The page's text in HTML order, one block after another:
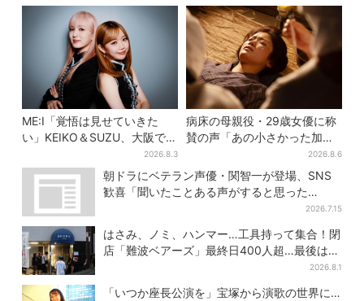
ME:I「覚悟は見せていきた
い」KEIKO＆SUZU、大阪で語
る…“日プ女子”からの3年間
と、7人で目指す夢
2026.8.3
病床の母親役・29歳女優に称
賛の声「あの小さかった加恋
ちゃんが…」朝ドラ視聴者し
みじみ
2026.8.6
朝ドラにベテラン声優・関智一が登場、SNS
歓喜「聞いたことある声がすると思った
2026.7.15
はさみ、ノミ、ハンマー…工具持って集合！閉
店「難波ベアーズ」最終日400人超…最後は
2026.8.1
「いつか座長公演を」宝塚から演歌の世界に…